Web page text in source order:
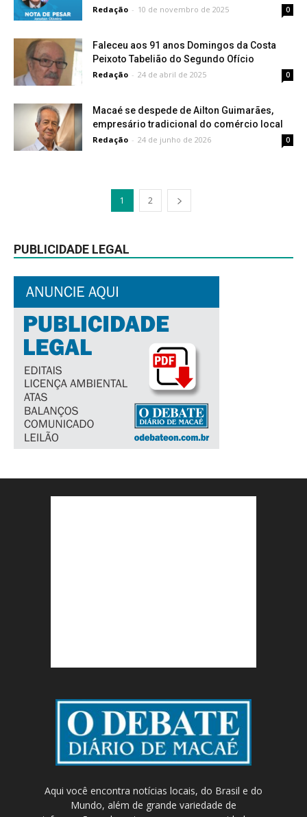
Redação - 10 de novembro de 2025 0
Faleceu aos 91 anos Domingos da Costa
Peixoto Tabelião do Segundo Ofício
Redação - 24 de abril de 2025 0
Macaé se despede de Ailton Guimarães,
empresário tradicional do comércio local
Redação - 24 de junho de 2026 0
1 2
PUBLICIDADE LEGAL
Aqui você encontra notícias locais, do Brasil e do
Mundo, além de grande variedade de